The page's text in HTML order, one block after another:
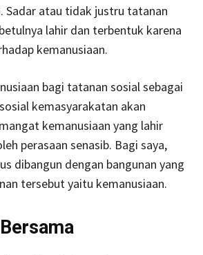
Sadar atau tidak justru tatanan
lahir dan terbentuk karena
kemanusiaan.
bagi tatanan sosial sebagai
kemasyarakatan akan
kemanusiaan yang lahir
perasaan senasib. Bagi saya,
dibangun dengan bangunan yang
tersebut yaitu kemanusiaan.